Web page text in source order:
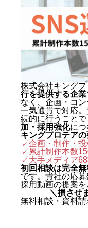
株式会社キング
行を提供する企業
なく、企画・コ
一気通貫で対応
続的に行うことで
加・採用強化につ
キングプロテア
✓企画・制作・投
✓累計制作本数
✓大手メディア
初回相談は完全無
です。貴社の応
採用動画の提案を
＼損させ
無料相談・資料